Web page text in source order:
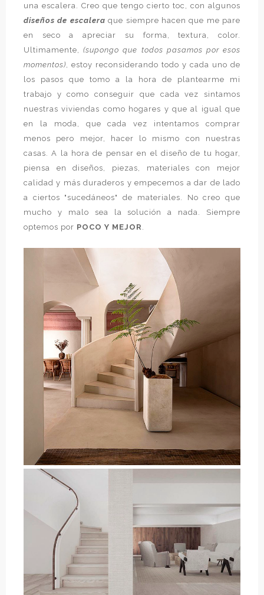
una escalera. Creo que tengo cierto toc, con algunos
diseños de escalera que siempre hacen que me pare
en seco a apreciar su forma, textura, color.
Ultimamente,(supongo que todos pasamos por esos
momentos), estoy reconsiderando todo y cada uno de
los pasos que tomo a la hora de plantearme mi
trabajo y como conseguir que cada vez sintamos
nuestras viviendas como hogares y que al igual que
en la moda, que cada vez intentamos comprar
menos pero mejor, hacer lo mismo con nuestras
casas. A la hora de pensar en el diseño de tu hogar,
piensa en diseños, piezas, materiales con mejor
calidad y más duraderos y empecemos a dar de lado
a ciertos "sucedáneos" de materiales. No creo que
mucho y malo sea la solución a nada. Siempre
optemos por POCO Y MEJOR.